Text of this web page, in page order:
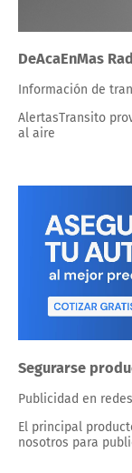
DeAcaEnMas
Información de
AlertasTransito
al aire
Segurarse
Publicidad en
El principal
nosotros para